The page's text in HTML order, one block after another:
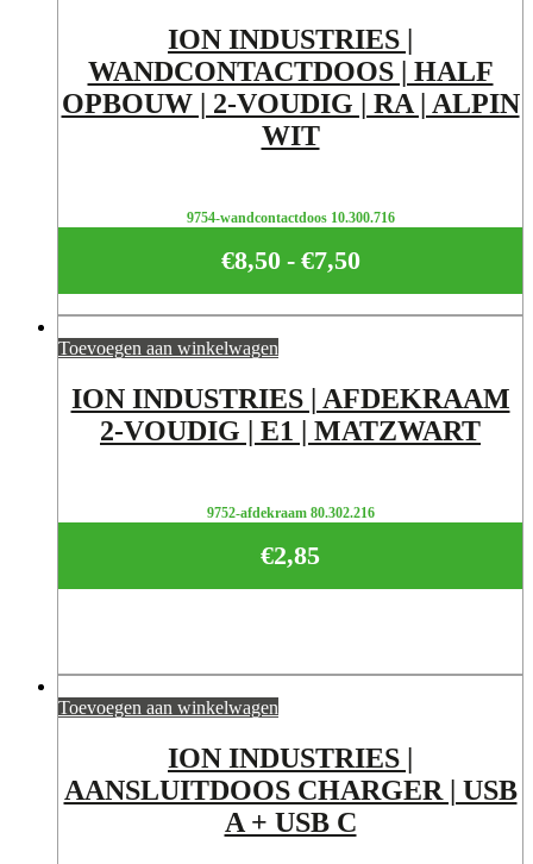
ION INDUSTRIES |
WANDCONTACTDOOS | HALF
OPBOUW | 2-VOUDIG | RA | ALPIN
WIT
9754-wandcontactdoos 10.300.716
€7,50
-
€8,50 Prijsklasse:
Toevoegen aan winkelwagen
ION INDUSTRIES | AFDEKRAAM
2-VOUDIG | E1 | MATZWART
9752-afdekraam 80.302.216
€2,85
Toevoegen aan winkelwagen
ION INDUSTRIES |
AANSLUITDOOS CHARGER | USB
A + USB C